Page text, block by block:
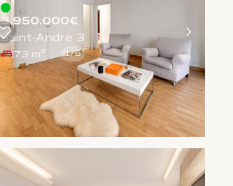
3.950.000€
Saint-André 3
73 m² 1/5